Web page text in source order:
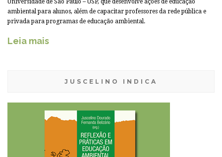
ambiental para alunos, além de capacitar professores da rede pública e
privada para programas de educação ambiental.
Leia mais
JUSCELINO INDICA